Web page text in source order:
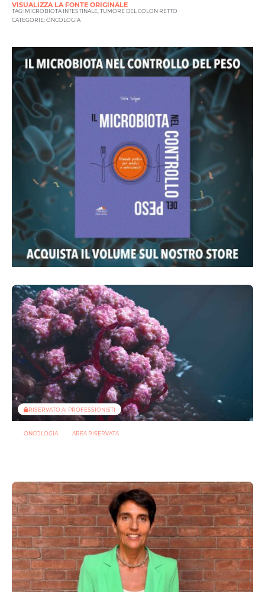
VISUALIZZA LA FONTE ORIGINALE
TAG: MICROBIOTA INTESTINALE,TUMORE DEL COLON RETTO
CATEGORIE:ONCOLOGIA
RISERVATO AI PROFESSIONISTI
ONCOLOGIA AREA RISERVATA